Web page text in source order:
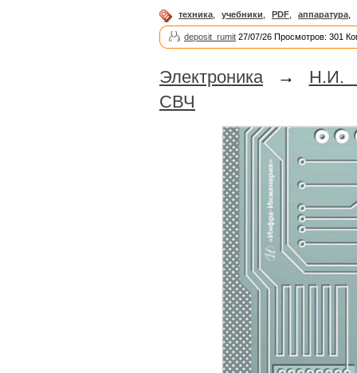
техника, учебники, PDF, аппаратура,
deposit_rumit 27/07/26 Просмотров: 301
Электроника → Н.И.
СВЧ